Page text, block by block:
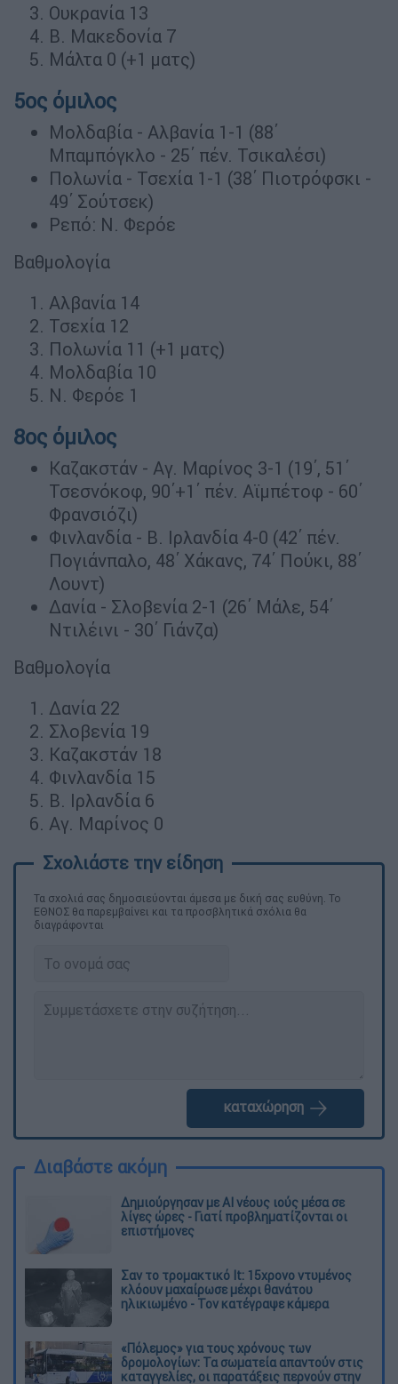
Ουκρανία 13
Β. Μακεδονία 7
Μάλτα 0 (+1 ματς)
5ος όμιλος
Μολδαβία - Αλβανία 1-1 (88΄
Μπαμπόγκλο - 25΄ πέν. Τσικαλέσι)
Πολωνία - Τσεχία 1-1 (38΄ Πιοτρόφσκι -
49΄ Σούτσεκ)
Ρεπό: Ν. Φερόε
Βαθμολογία
Αλβανία 14
Τσεχία 12
Πολωνία 11 (+1 ματς)
Μολδαβία 10
Ν. Φερόε 1
8ος όμιλος
Καζακστάν - Αγ. Μαρίνος 3-1 (19΄, 51΄
Τσεσνόκοφ, 90΄+1΄ πέν. Αϊμπέτοφ - 60΄
Φρανσιόζι)
Φινλανδία - Β. Ιρλανδία 4-0 (42΄ πέν.
Πογιάνπαλο, 48΄ Χάκανς, 74΄ Πούκι, 88΄
Λουντ)
Δανία - Σλοβενία 2-1 (26΄ Μάλε, 54΄
Ντιλέινι - 30΄ Γιάνζα)
Βαθμολογία
Δανία 22
Σλοβενία 19
Καζακστάν 18
Φινλανδία 15
Β. Ιρλανδία 6
Αγ. Μαρίνος 0
Τα σχολιά σας δημοσιεύονται άμεσα με δική σας ευθύνη. Το
ΕΘΝΟΣ θα παρεμβαίνει και τα προσβλητικά σχόλια θα
διαγράφονται
καταχώρηση
Διαβάστε ακόμη
Δημιούργησαν με AI νέους ιούς μέσα σε
λίγες ώρες - Γιατί προβληματίζονται οι
επιστήμονες
Σαν το τρομακτικό It: 15χρονο ντυμένος
κλόουν μαχαίρωσε μέχρι θανάτου
ηλικιωμένο - Τον κατέγραψε κάμερα
«Πόλεμος» για τους χρόνους των
δρομολογίων: Τα σωματεία απαντούν στις
καταγγελίες, οι παρατάξεις περνούν στην